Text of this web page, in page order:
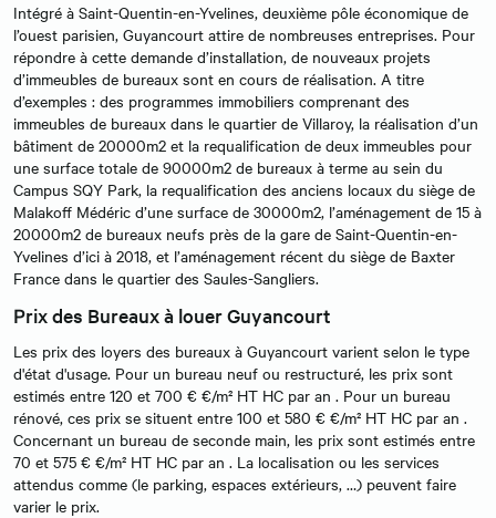
Intégré à Saint-Quentin-en-Yvelines, deuxième pôle économique de
l’ouest parisien, Guyancourt attire de nombreuses entreprises. Pour
répondre à cette demande d’installation, de nouveaux projets
d’immeubles de bureaux sont en cours de réalisation. A titre
d’exemples : des programmes immobiliers comprenant des
immeubles de bureaux dans le quartier de Villaroy, la réalisation d’un
bâtiment de 20000m2 et la requalification de deux immeubles pour
une surface totale de 90000m2 de bureaux à terme au sein du
Campus SQY Park, la requalification des anciens locaux du siège de
Malakoff Médéric d’une surface de 30000m2, l’aménagement de 15 à
20000m2 de bureaux neufs près de la gare de Saint-Quentin-en-
Yvelines d’ici à 2018, et l’aménagement récent du siège de Baxter
France dans le quartier des Saules-Sangliers.
Prix des Bureaux à louer Guyancourt
Les prix des loyers des bureaux à Guyancourt varient selon le type
d'état d'usage. Pour un bureau neuf ou restructuré, les prix sont
estimés entre 120 et 700 € €/m² HT HC par an . Pour un bureau
rénové, ces prix se situent entre 100 et 580 € €/m² HT HC par an .
Concernant un bureau de seconde main, les prix sont estimés entre
70 et 575 € €/m² HT HC par an . La localisation ou les services
attendus comme (le parking, espaces extérieurs, …) peuvent faire
varier le prix.